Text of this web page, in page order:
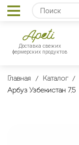
Доставка свежих
фермерских продуктов
Главная Каталог
Арбуз Узбекистан 7,5